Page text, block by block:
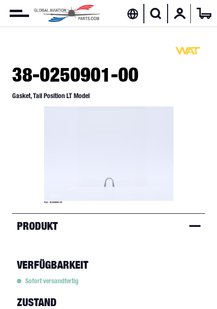
38-0250901-00
Gasket, Tail Position LT Model
PRODUKT
VERFÜGBARKEIT
Sofort versandfertig
ZUSTAND